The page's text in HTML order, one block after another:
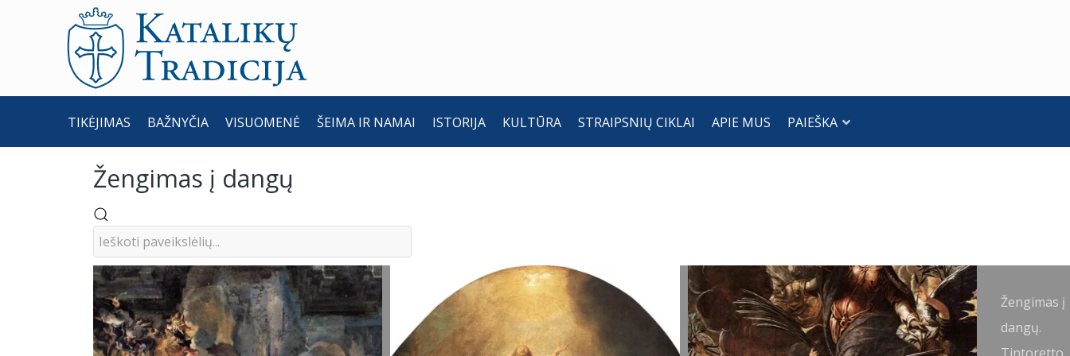
TIKĖJIMAS BAŽNYČIA VISUOMENĖ ŠEIMA IR NAMAI ISTORIJA KULTŪRA STRAIPSNIŲ CIKLAI APIE MUS PAIEŠKA
Žengimas į dangų
Kristaus
žengimas
Kristaus
žengimas į
Žengimas į
dangų.